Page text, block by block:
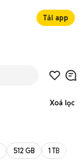
Tải app
Xoá lọc
512 GB 1 TB